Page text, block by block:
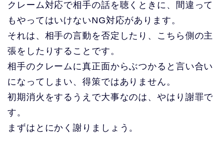
クレーム対応で相手の話を聴くときに、間違って
もやってはいけないNG対応があります。
それは、相手の言動を否定したり、こちら側の主
張をしたりすることです。
相手のクレームに真正面からぶつかると言い合い
になってしまい、得策ではありません。
初期消火をするうえで大事なのは、やはり謝罪で
す。
まずはとにかく謝りましょう。